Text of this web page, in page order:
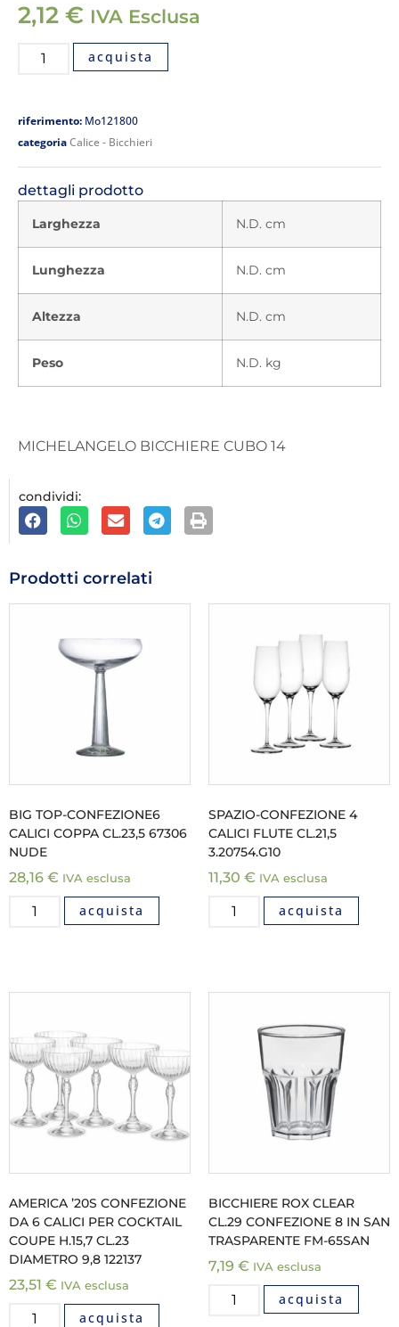
2,12 € IVA Esclusa
acquista
riferimento: Mo121800
categoriaCalice - Bicchieri
dettagli prodotto
Larghezza N.D. cm
Lunghezza N.D. cm
Altezza N.D. cm
Peso N.D. kg
MICHELANGELO BICCHIERE CUBO 14
condividi:
Prodotti correlati
BIG TOP-CONFEZIONE6
CALICI COPPA CL.23,5 67306
NUDE
28,16 € IVA esclusa
acquista
SPAZIO-CONFEZIONE 4
CALICI FLUTE CL.21,5
3.20754.G10
11,30 € IVA esclusa
acquista
AMERICA ’20S CONFEZIONE
DA 6 CALICI PER COCKTAIL
COUPE H.15,7 CL.23
DIAMETRO 9,8 122137
23,51 € IVA esclusa
acquista
BICCHIERE ROX CLEAR
CL.29 CONFEZIONE 8 IN SAN
TRASPARENTE FM-65SAN
7,19 € IVA esclusa
acquista